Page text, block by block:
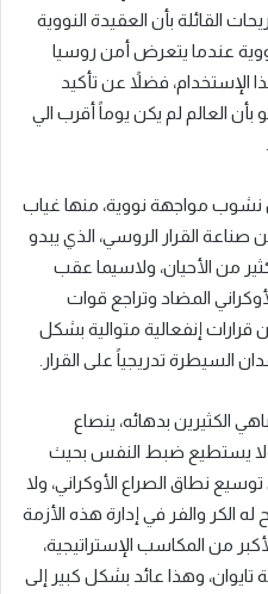
القائلة بأن العقيدة النووية
عندما يتعرض أمن روسيا
فضلاً عن تأكيد
العالم لم يكن يوماً أقرب الي
مواجهة نووية، منها غياب
صناعة القرار الروسي، الذي يبدو
من الأحيان، ولاسيما عقب
المضاد وتراجع قوات
إنفعالية متوالية بشكل
تدريجياً على القرار.
الكثيرين بدهائه، ينصاع
ولا يستطيع ضبط النفس بحيث
نطاق الصراع الأوكراني، ولا
له الكر والفر في إدارة هذه الأزمة
من المكاسب الإستراتيجية،
تايوان، وهذا عائد بشكل كبير إلى